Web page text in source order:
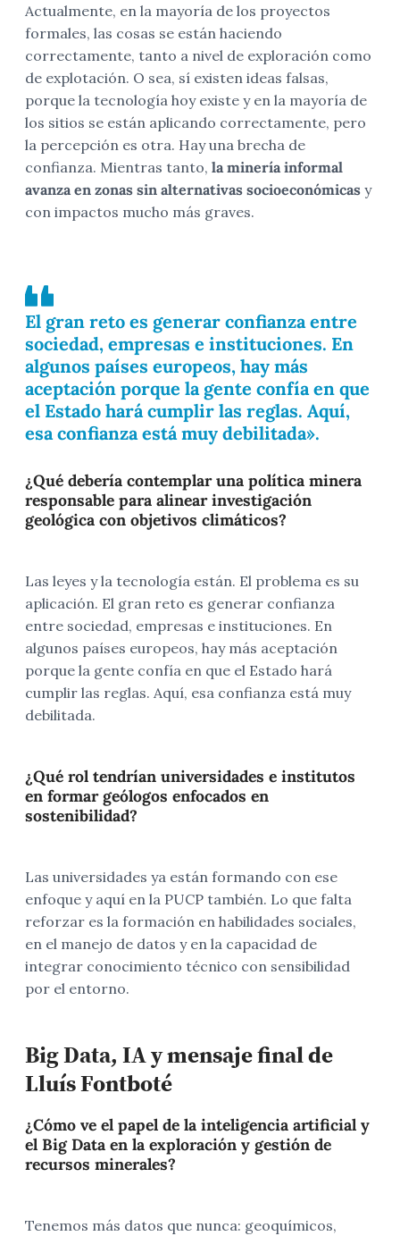
Actualmente, en la mayoría de los proyectos
formales, las cosas se están haciendo
correctamente, tanto a nivel de exploración como
de explotación. O sea, sí existen ideas falsas,
porque la tecnología hoy existe y en la mayoría de
los sitios se están aplicando correctamente, pero
la percepción es otra. Hay una brecha de
confianza. Mientras tanto, la minería informal
avanza en zonas sin alternativas socioeconómicas y
con impactos mucho más graves.
El gran reto es generar confianza entre
sociedad, empresas e instituciones. En
algunos países europeos, hay más
aceptación porque la gente confía en que
el Estado hará cumplir las reglas. Aquí,
esa confianza está muy debilitada».
¿Qué debería contemplar una política minera
responsable para alinear investigación
geológica con objetivos climáticos?
Las leyes y la tecnología están. El problema es su
aplicación. El gran reto es generar confianza
entre sociedad, empresas e instituciones. En
algunos países europeos, hay más aceptación
porque la gente confía en que el Estado hará
cumplir las reglas. Aquí, esa confianza está muy
debilitada.
¿Qué rol tendrían universidades e institutos
en formar geólogos enfocados en
sostenibilidad?
Las universidades ya están formando con ese
enfoque y aquí en la PUCP también. Lo que falta
reforzar es la formación en habilidades sociales,
en el manejo de datos y en la capacidad de
integrar conocimiento técnico con sensibilidad
por el entorno.
Big Data, IA y mensaje final de
Lluís Fontboté
¿Cómo ve el papel de la inteligencia artificial y
el Big Data en la exploración y gestión de
recursos minerales?
Tenemos más datos que nunca: geoquímicos,